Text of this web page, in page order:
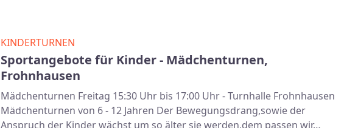
KINDERTURNEN
Sportangebote für Kinder - Mädchenturnen,
Frohnhausen
Mädchenturnen Freitag 15:30 Uhr bis 17:00 Uhr - Turnhalle Frohnhausen
Mädchenturnen von 6 - 12 Jahren Der Bewegungsdrang,sowie der
Anspruch der Kinder wächst um so älter sie werden,dem passen wir…